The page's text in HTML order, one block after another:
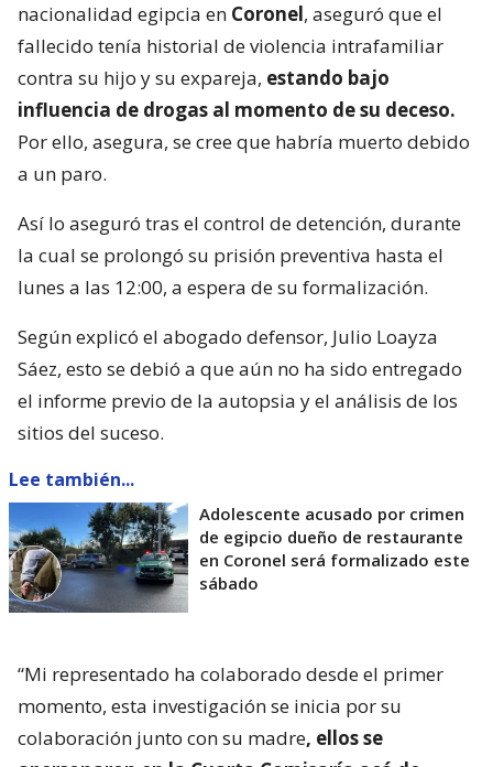
nacionalidad egipcia en Coronel, aseguró que el
fallecido tenía historial de violencia intrafamiliar
contra su hijo y su expareja, estando bajo
influencia de drogas al momento de su deceso.
Por ello, asegura, se cree que habría muerto debido
a un paro.
Así lo aseguró tras el control de detención, durante
la cual se prolongó su prisión preventiva hasta el
lunes a las 12:00, a espera de su formalización.
Según explicó el abogado defensor, Julio Loayza
Sáez, esto se debió a que aún no ha sido entregado
el informe previo de la autopsia y el análisis de los
sitios del suceso.
Lee también...
Adolescente acusado por crimen
de egipcio dueño de restaurante
en Coronel será formalizado este
sábado
“Mi representado ha colaborado desde el primer
momento, esta investigación se inicia por su
colaboración junto con su madre, ellos se